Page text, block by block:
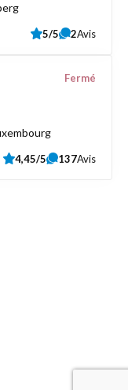
5/5 2Avis
Fermé
4,45/5 137Avis